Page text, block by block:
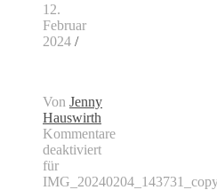
12.
Februar
2024 /
Von Jenny
Hauswirth
Kommentare
deaktiviert
für